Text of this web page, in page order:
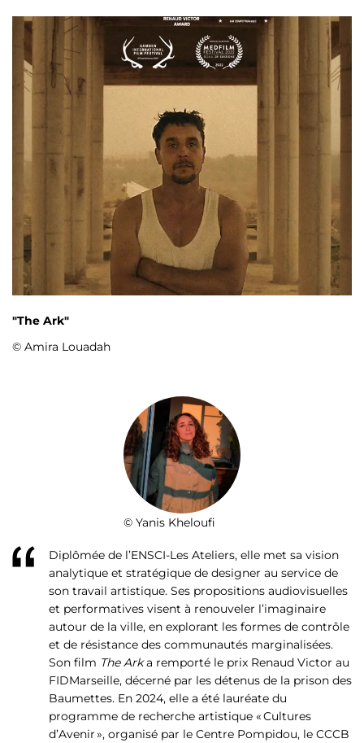
"The Ark"
© Amira Louadah
© Yanis Kheloufi
Diplômée de l’ENSCI-Les Ateliers, elle met sa vision
analytique et stratégique de designer au service de
son travail artistique. Ses propositions audiovisuelles
et performatives visent à renouveler l’imaginaire
autour de la ville, en explorant les formes de contrôle
et de résistance des communautés marginalisées.
Son film The Arka remporté le prix Renaud Victor au
FIDMarseille, décerné par les détenus de la prison des
Baumettes. En 2024, elle a été lauréate du
programme de recherche artistique « Cultures
d’Avenir », organisé par le Centre Pompidou, le CCCB